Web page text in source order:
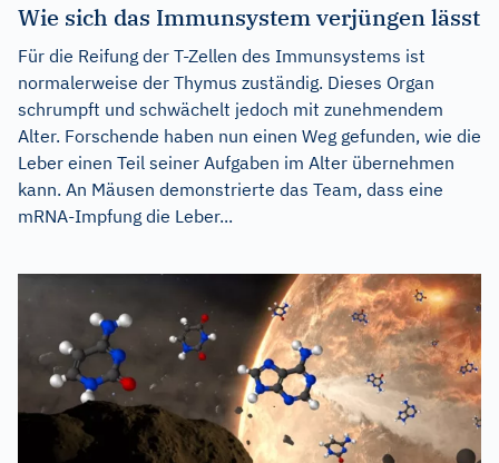
Wie sich das Immunsystem verjüngen lässt
Für die Reifung der T-Zellen des Immunsystems ist
normalerweise der Thymus zuständig. Dieses Organ
schrumpft und schwächelt jedoch mit zunehmendem
Alter. Forschende haben nun einen Weg gefunden, wie die
Leber einen Teil seiner Aufgaben im Alter übernehmen
kann. An Mäusen demonstrierte das Team, dass eine
mRNA-Impfung die Leber...